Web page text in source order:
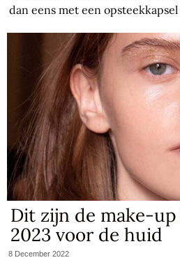
dan eens met een
Dit zijn de make-
2023 voor de huid
8 December 2022